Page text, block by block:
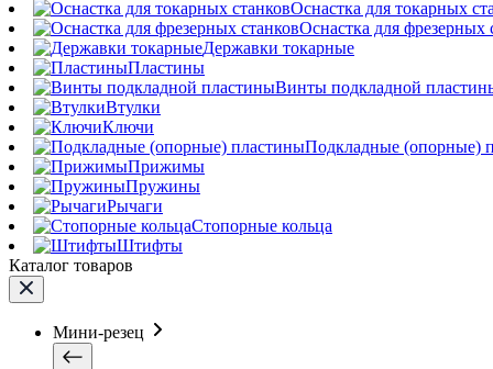
Оснастка для токарных
Оснастка для фрезерных
Державки токарные
Пластины
Винты подкладной
Втулки
Ключи
Подкладные (опорные)
Прижимы
Пружины
Рычаги
Стопорные кольца
Штифты
Каталог товаров
Мини-резец